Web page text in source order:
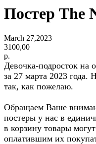
Постер The
March 27,2023
3100,00
р.
Девочка-подросток на
за 27 марта 2023 года.
так, как пожелаю.
Обращаем Ваше
постеры у нас в
в корзину товары
оплатившим их